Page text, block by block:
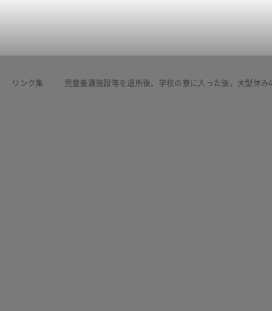
リンク集 児童養護施設等を退所後、学校の寮に入った後、大型休